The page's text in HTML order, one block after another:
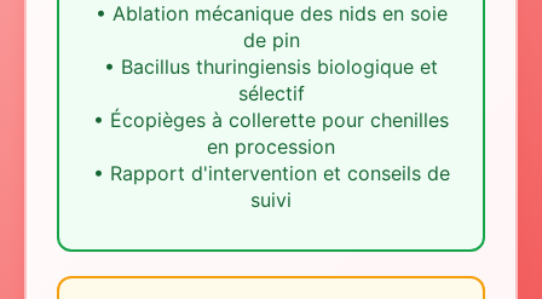
• Ablation mécanique des nids en soie
de pin
• Bacillus thuringiensis biologique et
sélectif
• Écopièges à collerette pour chenilles
en procession
• Rapport d'intervention et conseils de
suivi